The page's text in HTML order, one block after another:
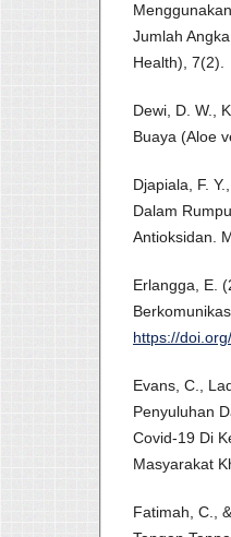
Jumlah
Health), 7(2).
Dewi, D. W.,
Buaya (Aloe
Djapiala, F.
Dalam
Antioksidan.
Erlangga, E.
https://
Evans, C.,
Penyuluhan
Covid-19 Di
Masyarakat
Fatimah, C.,